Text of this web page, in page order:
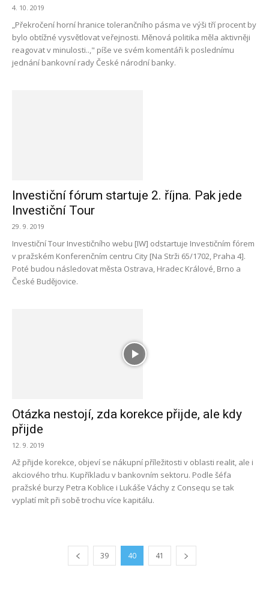
4. 10. 2019
„Překročení horní hranice tolerančního pásma ve výši tří procent by
bylo obtížné vysvětlovat veřejnosti. Měnová politika měla aktivněji
reagovat v minulosti..," píše ve svém komentáři k poslednímu
jednání bankovní rady České národní banky.
Investiční fórum startuje 2. října. Pak jede
Investiční Tour
29. 9. 2019
Investiční Tour Investičního webu [IW] odstartuje Investičním fórem
v pražském Konferenčním centru City [Na Strži 65/1702, Praha 4].
Poté budou následovat města Ostrava, Hradec Králové, Brno a
České Budějovice.
Otázka nestojí, zda korekce přijde, ale kdy
přijde
12. 9. 2019
Až přijde korekce, objeví se nákupní příležitosti v oblasti realit, ale i
akciového trhu. Kupříkladu v bankovním sektoru. Podle šéfa
pražské burzy Petra Koblice i Lukáše Váchy z Consequ se tak
vyplatí mít při sobě trochu více kapitálu.
39 40 41